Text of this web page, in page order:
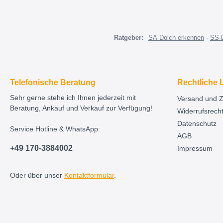
Ratgeber: SA-Dolch erkennen· SS-
Telefonische Beratung
Sehr gerne stehe ich Ihnen jederzeit mit
Beratung, Ankauf und Verkauf zur Verfügung!
Service Hotline & WhatsApp:
+49 170-3884002
Oder über unser Kontaktformular.
Rechtliche
Versand und
Widerrufsrecht
Datenschutz
AGB
Impressum